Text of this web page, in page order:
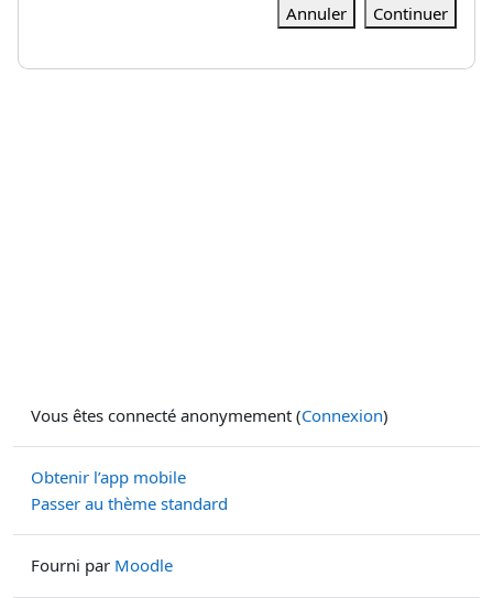
Annuler Continuer
Vous êtes connecté anonymement (Connexion)
Obtenir l’app mobile
Passer au thème standard
Fourni par Moodle